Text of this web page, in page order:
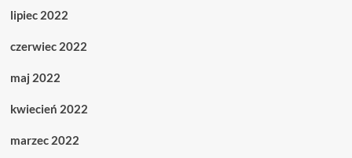
lipiec 2022
czerwiec 2022
maj 2022
kwiecień 2022
marzec 2022